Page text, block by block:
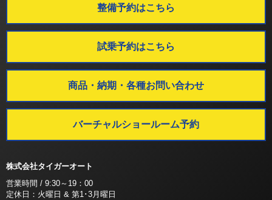
整備予約はこちら
試乗予約はこちら
商品・納期・各種お問い合わせ
バーチャルショールーム予約
株式会社タイガーオート
営業時間 / 9:30～19：00
定休日：火曜日 & 第1･3月曜日